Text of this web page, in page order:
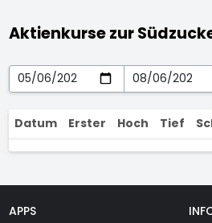
Aktienkurse zur
Datum Erster Hoch Tief
APPS